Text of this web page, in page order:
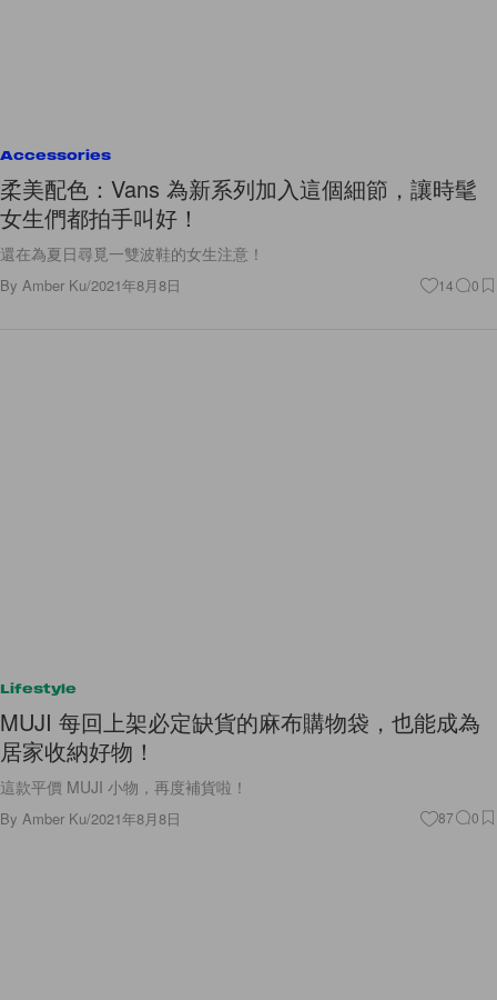
Accessories
柔美配色：Vans 為新系列加入這個細節，讓時髦
女生們都拍手叫好！
還在為夏日尋覓一雙波鞋的女生注意！
By Amber Ku/2021年8月8日 14 0
Lifestyle
MUJI 每回上架必定缺貨的麻布購物袋，也能成為
居家收納好物！
這款平價 MUJI 小物，再度補貨啦！
By Amber Ku/2021年8月8日 87 0